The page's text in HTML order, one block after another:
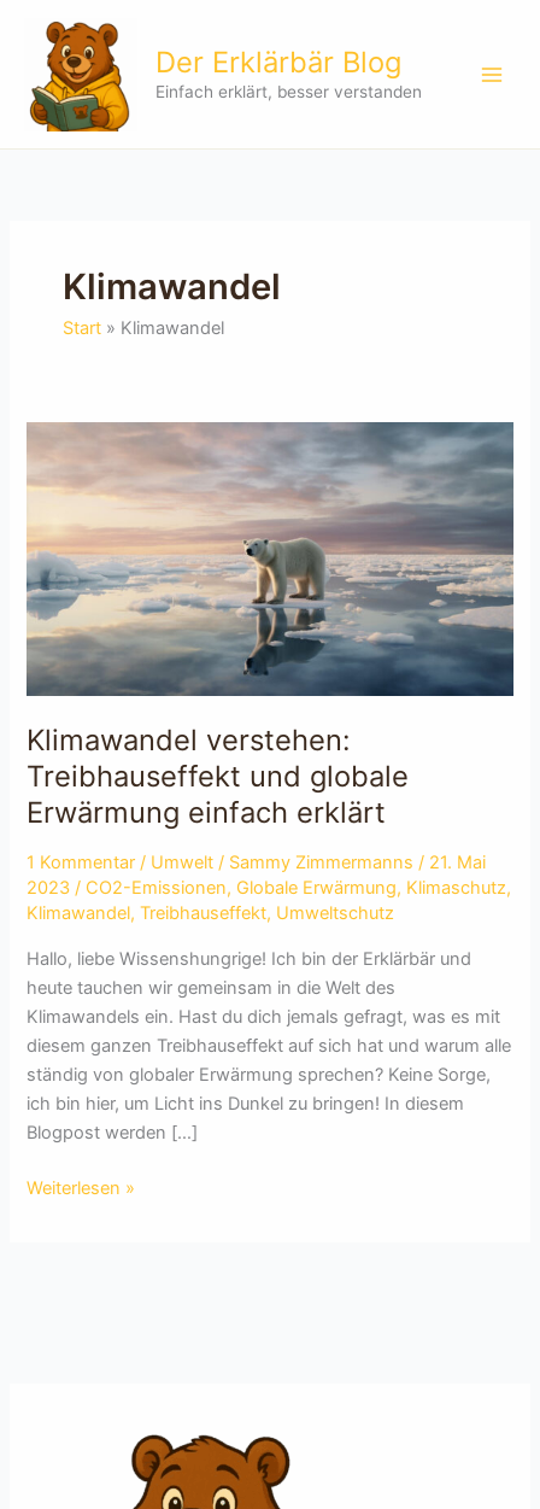
springen
Der Erklärbär Blog
Einfach erklärt, besser verstanden
Klimawandel
Start Klimawandel
Klimawandel verstehen:
Treibhauseffekt und globale
Erwärmung einfach erklärt
1 Kommentar / Umwelt / Sammy Zimmermanns/ 21. Mai
2023/ CO2-Emissionen, Globale Erwärmung, Klimaschutz,
Klimawandel,Treibhauseffekt, Umweltschutz
Hallo, liebe Wissenshungrige! Ich bin der Erklärbär und
heute tauchen wir gemeinsam in die Welt des
Klimawandels ein. Hast du dich jemals gefragt, was es mit
diesem ganzen Treibhauseffekt auf sich hat und warum alle
ständig von globaler Erwärmung sprechen? Keine Sorge,
ich bin hier, um Licht ins Dunkel zu bringen! In diesem
Blogpost werden […]
Klimawandel
Weiterlesen »